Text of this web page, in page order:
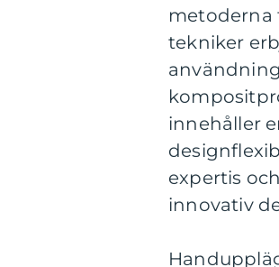
metoderna
tekniker
innehåller
expertis
innovativ